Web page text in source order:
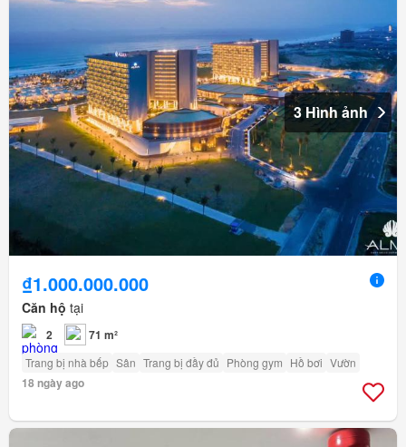
3 Hình ảnh
₫1.000.000.000
Căn hộ tại
2 71 m²
Trang bị nhà bếp Sân Trang bị đầy đủ Phòng gym Hồ bơi Vườn
18 ngày ago